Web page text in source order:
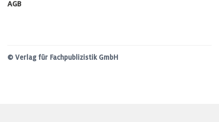
AGB
© Verlag für Fachpublizistik GmbH